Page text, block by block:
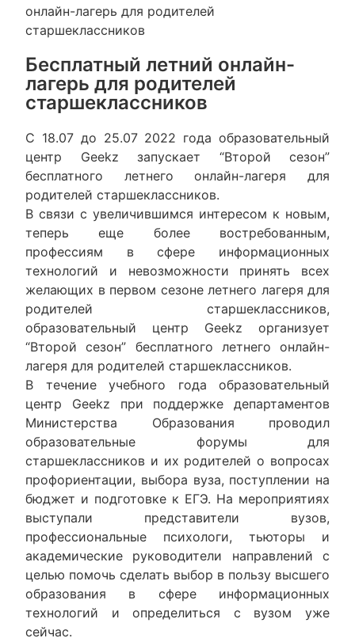
онлайн-лагерь для родителей
старшеклассников
Бесплатный летний онлайн-
лагерь для родителей
старшеклассников
С 18.07 до 25.07 2022 года образовательный
центр Geekz запускает “Второй сезон”
бесплатного летнего онлайн-лагеря для
родителей старшеклассников.
В связи с увеличившимся интересом к новым,
теперь еще более востребованным,
профессиям в сфере информационных
технологий и невозможности принять всех
желающих в первом сезоне летнего лагеря для
родителей старшеклассников,
образовательный центр Geekz организует
“Второй сезон” бесплатного летнего онлайн-
лагеря для родителей старшеклассников.
В течение учебного года образовательный
центр Geekz при поддержке департаментов
Министерства Образования проводил
образовательные форумы для
старшеклассников и их родителей о вопросах
профориентации, выбора вуза, поступлении на
бюджет и подготовке к ЕГЭ. На мероприятиях
выступали представители вузов,
профессиональные психологи, тьюторы и
академические руководители направлений с
целью помочь сделать выбор в пользу высшего
образования в сфере информационных
технологий и определиться с вузом уже
сейчас.